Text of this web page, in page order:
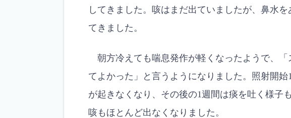
してきました。咳はまだ出ていましたが、鼻水
てきました。
朝方冷えても喘息発作が軽くなったようで、「
てよかった」と言うようになりました。照射開
が起きなくなり、その後の1週間は痰を吐く様子
咳もほとんど出なくなりました。